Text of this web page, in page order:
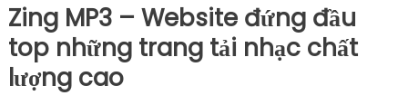
Zing MP3 – Website đứng đầu
top những trang tải nhạc chất
lượng cao